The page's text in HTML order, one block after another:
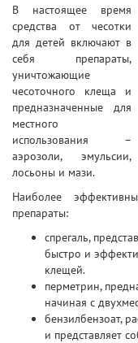
В настоящее время
средства от чесотки
для детей включают в
себя препараты,
уничтожающие
чесоточного клеща и
предназначенные для
местного
использования –
аэрозоли, эмульсии,
лосьоны и мази.
Наиболее
препараты:
спрегаль,
быстро и
клещей.
перметрин,
начиная с
бензилбензоат,
и представляет